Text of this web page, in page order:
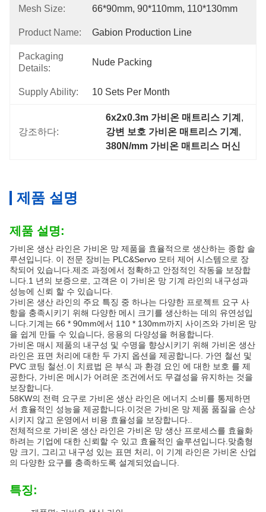
Mesh Size: 66*90mm, 90*110mm, 110*130mm
Product Name: Gabion Production Line
Packaging
Details:
Nude Packing
Supply Ability: 10 Sets Per Month
강조하다:
6x2x0.3m 가비온 매트리스 기계 ,
강변 보호 가비온 매트리스 기계 ,
380N/mm 가비온 매트리스 머신
제품 설명
제품 설명:
가비온 생산 라인은 가비온 망 제품을 효율적으로 생산하는 종합 솔
루션입니다. 이 전문 장비는 PLC&Servo 모터 제어 시스템으로 장
착되어 있습니다.제조 과정에서 정확하고 안정적인 작동을 보장합
니다.1 년의 보증으로, 고객은 이 가비온 망 기계 라인의 내구성과
성능에 신뢰 할 수 있습니다.
가비온 생산 라인의 주요 특징 중 하나는 다양한 프로젝트 요구 사
항을 충족시키기 위해 다양한 메시 크기를 생산하는 데의 유연성입
니다.기계는 66 * 90mm에서 110 * 130mm까지 사이즈와 가비온 망
을 쉽게 만들 수 있습니다, 응용의 다양성을 허용합니다.
가비온 매시 제품의 내구성 및 수명을 향상시키기 위해 가비온 생산
라인은 표면 처리에 대한 두 가지 옵션을 제공합니다. 가연 철선 및
PVC 코팅 철선.이 치료법 은 부식 과 환경 요인 에 대한 보호 를 제
공한다, 가비온 메시가 어려운 조건에서도 무결성을 유지하는 것을
보장합니다.
58KW의 전력 요구로 가비온 생산 라인은 에너지 소비를 통제하면
서 효율적인 성능을 제공합니다.이것은 가비온 망 제품 품질을 손상
시키지 않고 운영에서 비용 효율성을 보장합니다..
전체적으로 가비온 생산 라인은 가비온 망 생산 프로세스를 효율화
하려는 기업에 대한 신뢰할 수 있고 효율적인 솔루션입니다.맞춤형
망 크기, 그리고 내구성 있는 표면 처리, 이 기계 라인은 가비온 산업
의 다양한 요구를 충족하도록 설계되었습니다.
특징: